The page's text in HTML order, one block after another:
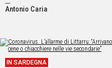
SPORT
VIDEO
Antonio Caria
IN SARDEGNA